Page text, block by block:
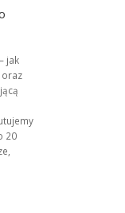
jak
oraz
20